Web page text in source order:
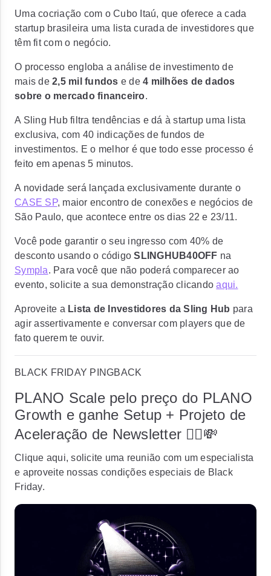
Uma cocriação com o Cubo Itaú, que oferece a cada
startup brasileira uma lista curada de investidores que
têm fit com o negócio.
O processo engloba a análise de investimento de
mais de 2,5 mil fundos e de 4 milhões de dados
sobre o mercado financeiro.
A Sling Hub filtra tendências e dá à startup uma lista
exclusiva, com 40 indicações de fundos de
investimentos. E o melhor é que todo esse processo é
feito em apenas 5 minutos.
A novidade será lançada exclusivamente durante o
CASE SP, maior encontro de conexões e negócios de
São Paulo, que acontece entre os dias 22 e 23/11.
Você pode garantir o seu ingresso com 40% de
desconto usando o códigoSLINGHUB40OFF na
Sympla. Para você que não poderá comparecer ao
evento, solicite a sua demonstração clicandoaqui.
Aproveite a Lista de Investidores da Sling Hub para
agir assertivamente e conversar com players que de
fato querem te ouvir.
BLACK FRIDAY PINGBACK
PLANO Scale pelo preço do PLANO
Growth e ganhe Setup + Projeto de
Aceleração de Newsletter 🏴‍☠️💸
Clique aqui, solicite uma reunião com um especialista
e aproveite nossas condições especiais de Black
Friday.